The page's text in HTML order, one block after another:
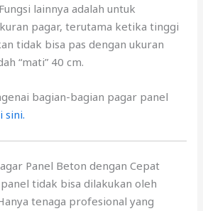
lainnya adalah untuk
pagar, terutama ketika tinggi
tidak bisa pas dengan ukuran
“mati” 40 cm.
bagian-bagian pagar panel
sini.
Panel Beton dengan Cepat
tidak bisa dilakukan oleh
tenaga profesional yang